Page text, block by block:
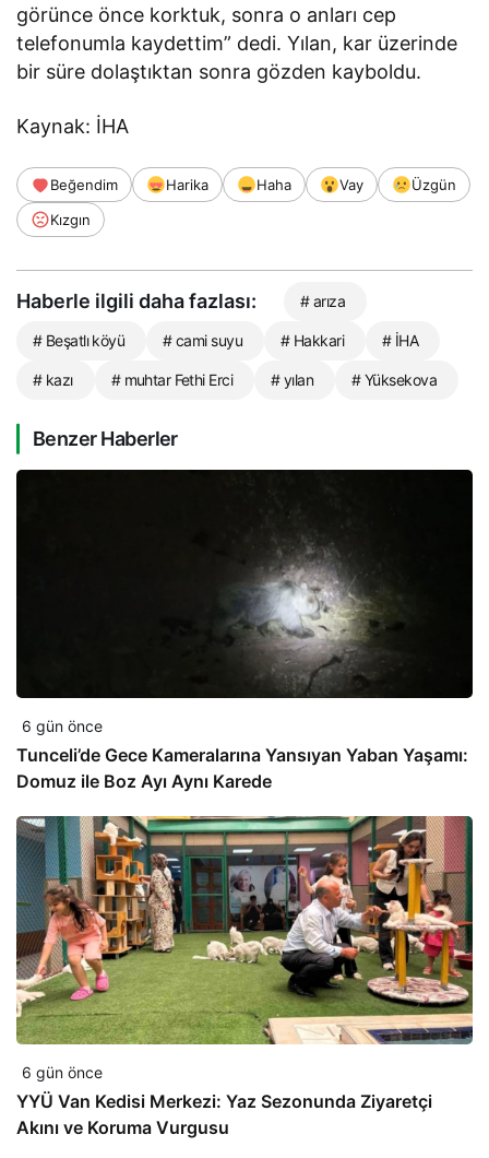
görünce önce korktuk, sonra o anları cep
telefonumla kaydettim” dedi. Yılan, kar üzerinde
bir süre dolaştıktan sonra gözden kayboldu.
Kaynak: İHA
Beğendim Harika Haha Vay
Üzgün
Kızgın
Haberle ilgili daha fazlası: # arıza
# Beşatlı köyü # cami suyu # Hakkari # İHA
# kazı # muhtar Fethi Erci # yılan # Yüksekova
Benzer Haberler
6 gün önce
Tunceli’de Gece Kameralarına Yansıyan Yaban Yaşamı:
Domuz ile Boz Ayı Aynı Karede
6 gün önce
YYÜ Van Kedisi Merkezi: Yaz Sezonunda Ziyaretçi
Akını ve Koruma Vurgusu